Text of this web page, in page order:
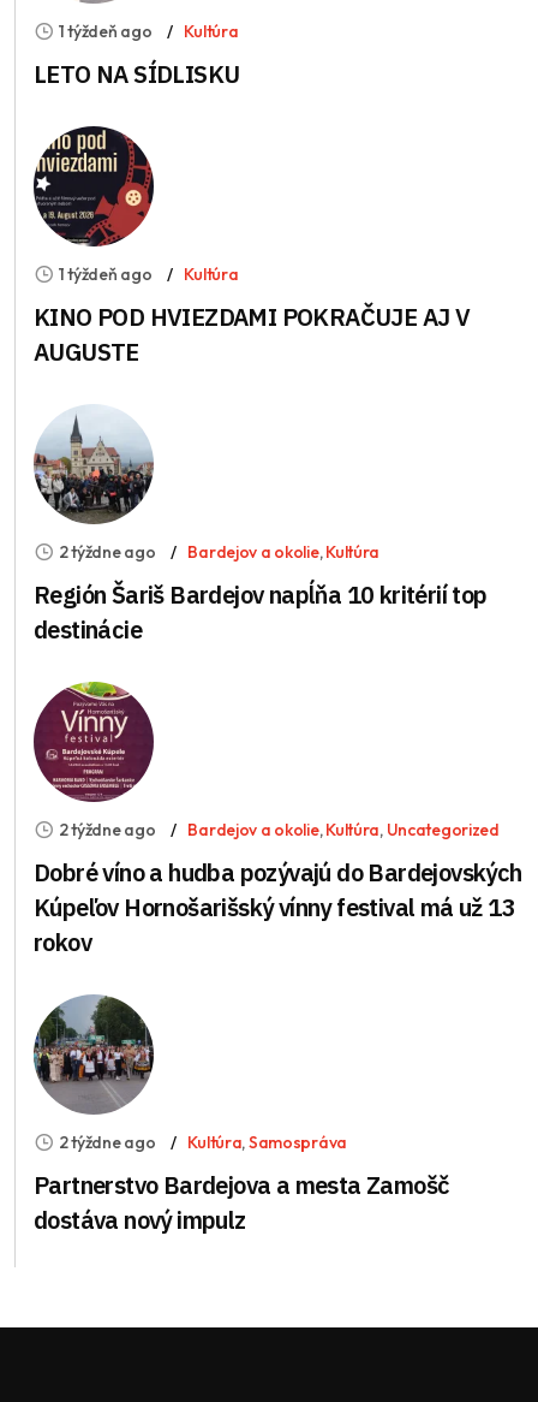
1 týždeň ago Kultúra
LETO NA SÍDLISKU
1 týždeň ago Kultúra
KINO POD HVIEZDAMI POKRAČUJE AJ V
AUGUSTE
2 týždne ago Bardejov a okolie,Kultúra
Región Šariš Bardejov napĺňa 10 kritérií top
destinácie
2 týždne ago Bardejov a okolie,Kultúra, Uncategorized
Dobré víno a hudba pozývajú do Bardejovských
Kúpeľov Hornošarišský vínny festival má už 13
rokov
2 týždne ago Kultúra,Samospráva
Partnerstvo Bardejova a mesta Zamošč
dostáva nový impulz